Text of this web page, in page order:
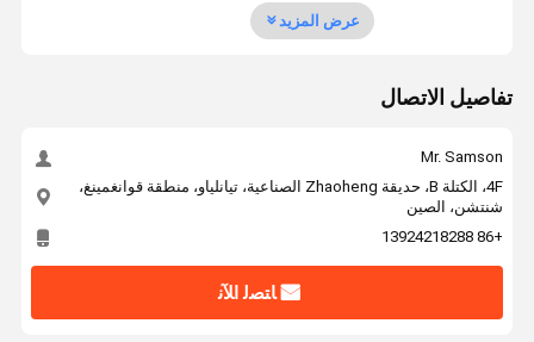
عرض المزيد
تفاصيل الاتصال
Mr. Samson
4F، الكتلة B، حديقة Zhaoheng الصناعية، تيانلياو، منطقة قوانغمينغ،
شنتشن، الصين
+86 13924218288
ﺎﺘﺼﻟ ﺍﻶﻧ